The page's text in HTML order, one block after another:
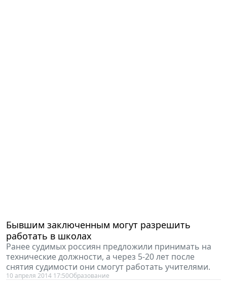
Бывшим заключенным могут разрешить
работать в школах
Ранее судимых россиян предложили принимать на
технические должности, а через 5-20 лет после
снятия судимости они смогут работать учителями.
10 апреля 2014 17:50Образование